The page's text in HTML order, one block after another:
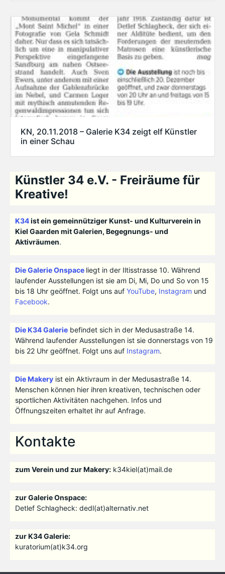
KN, 20.11.2018 – Galerie K34 zeigt elf Künstler
in einer Schau
Künstler 34 e.V. - Freiräume für
Kreative!
K34ist ein gemeinnütziger Kunst- und Kulturverein in
Kiel Gaarden mit Galerien, Begegnungs- und
Aktivräumen.
Die Galerie Onspace liegt in der Iltisstrasse 10. Während
laufender Ausstellungen ist sie am Di, Mi, Do und So von 15
bis 18 Uhr geöffnet. Folgt uns auf YouTube, Instagram und
Facebook.
Die K34 Galeriebefindet sich in der Medusastraße 14.
Während laufender Ausstellungen ist sie donnerstags von 19
bis 22 Uhr geöffnet. Folgt uns auf Instagram.
Die Makeryist ein Aktivraum in der Medusastraße 14.
Menschen können hier ihren kreativen, technischen oder
sportlichen Aktivitäten nachgehen. Infos und
Öffnungszeiten erhaltet ihr auf Anfrage.
Kontakte
zum Verein und zur Makery:k34kiel(at)mail.de
zur Galerie Onspace:
Detlef Schlagheck: dedl(at)alternativ.net
zur K34 Galerie:
kuratorium(at)k34.org